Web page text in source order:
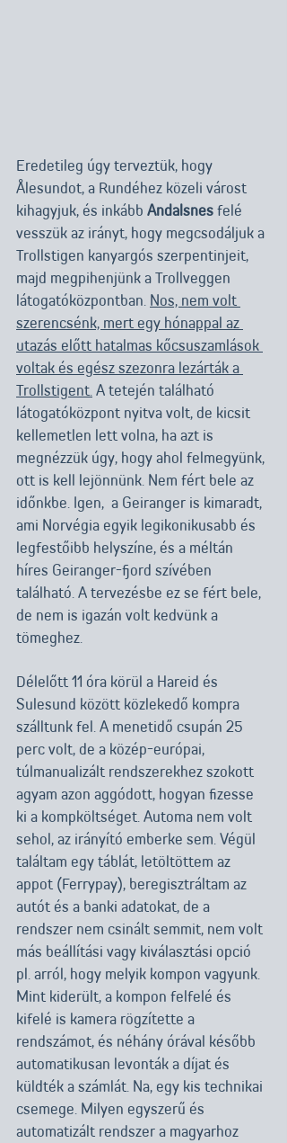
Eredetileg úgy terveztük, hogy
Ålesundot, a Rundéhez közeli várost
kihagyjuk, és inkább Andalsnes felé
vesszük az irányt, hogy megcsodáljuk a
Trollstigen kanyargós szerpentinjeit,
majd megpihenjünk a Trollveggen
látogatóközpontban. Nos, nem volt
szerencsénk, mert egy hónappal az
utazás előtt hatalmas kőcsuszamlások
voltak és egész szezonra lezárták a
Trollstigent. A tetején található
látogatóközpont nyitva volt, de kicsit
kellemetlen lett volna, ha azt is
megnézzük úgy, hogy ahol felmegyünk,
ott is kell lejönnünk. Nem fért bele az
időnkbe. Igen,  a Geiranger is kimaradt,
ami Norvégia egyik legikonikusabb és
legfestőibb helyszíne, és a méltán
híres Geiranger-fjord szívében
található. A tervezésbe ez se fért bele,
de nem is igazán volt kedvünk a
tömeghez.
Délelőtt 11 óra körül a Hareid és
Sulesund között közlekedő kompra
szálltunk fel. A menetidő csupán 25
perc volt, de a közép-európai,
túlmanualizált rendszerekhez szokott
agyam azon aggódott, hogyan fizesse
ki a kompköltséget. Automa nem volt
sehol, az irányító emberke sem. Végül
találtam egy táblát, letöltöttem az
appot (Ferrypay), beregisztráltam az
autót és a banki adatokat, de a
rendszer nem csinált semmit, nem volt
más beállítási vagy kiválasztási opció
pl. arról, hogy melyik kompon vagyunk.
Mint kiderült, a kompon felfelé és
kifelé is kamera rögzítette a
rendszámot, és néhány órával később
automatikusan levonták a díjat és
küldték a számlát. Na, egy kis technikai
csemege. Milyen egyszerű és
automatizált rendszer a magyarhoz